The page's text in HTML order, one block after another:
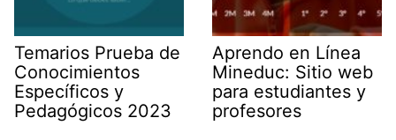
Temarios Prueba de
Conocimientos
Específicos y
Pedagógicos 2023
Aprendo en Línea
Mineduc: Sitio web
para estudiantes y
profesores